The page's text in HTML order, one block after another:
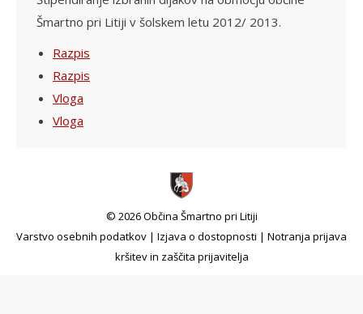
Šmartno pri Litiji v šolskem letu 2012/ 2013.
Razpis
Razpis
Vloga
Vloga
© 2026 Občina Šmartno pri Litiji
Varstvo osebnih podatkov | Izjava o dostopnosti | Notranja prijava
kršitev in zaščita prijavitelja